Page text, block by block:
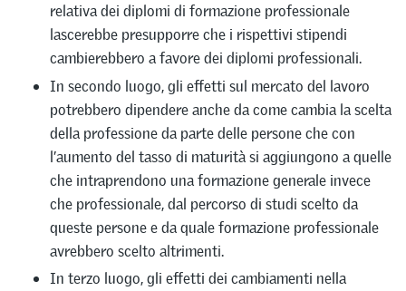
relativa dei diplomi di formazione professionale
lascerebbe presupporre che i rispettivi stipendi
cambierebbero a favore dei diplomi professionali.
In secondo luogo, gli effetti sul mercato del lavoro
potrebbero dipendere anche da come cambia la scelta
della professione da parte delle persone che con
l’aumento del tasso di maturità si aggiungono a quelle
che intraprendono una formazione generale invece
che professionale, dal percorso di studi scelto da
queste persone e da quale formazione professionale
avrebbero scelto altrimenti.
In terzo luogo, gli effetti dei cambiamenti nella